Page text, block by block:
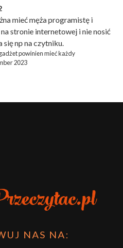
mieć męża programistę i
stronie internetowej i nie nosić
np na czytniku.
powinien mieć każdy
2023
NAS NA: